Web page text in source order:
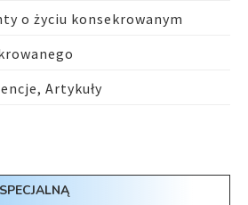
o życiu konsekrowanym
Artykuły